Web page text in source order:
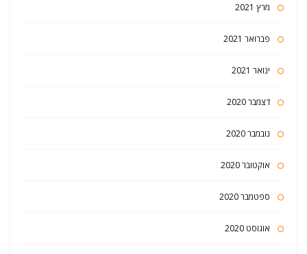
מרץ 2021
פברואר 2021
ינואר 2021
דצמבר 2020
נובמבר 2020
אוקטובר 2020
ספטמבר 2020
אוגוסט 2020